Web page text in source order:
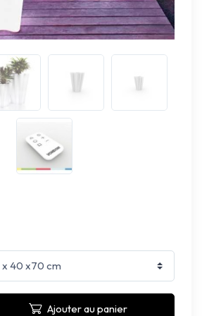
Ajouter au panier